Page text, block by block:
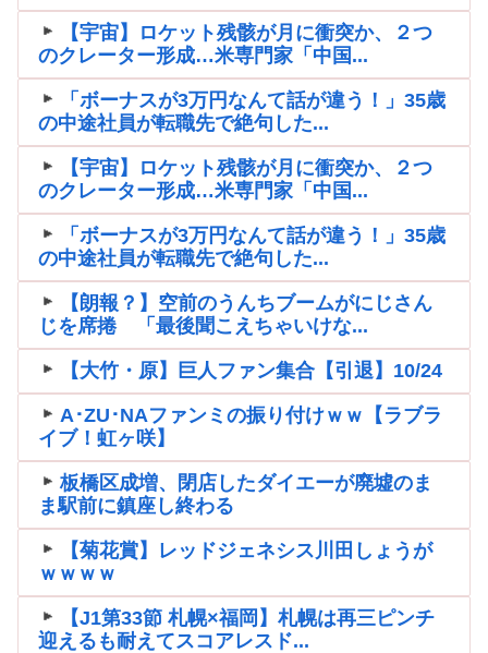
【宇宙】ロケット残骸が月に衝突か、２つ
のクレーター形成…米専門家「中国...
「ボーナスが3万円なんて話が違う！」35歳
の中途社員が転職先で絶句した...
【宇宙】ロケット残骸が月に衝突か、２つ
のクレーター形成…米専門家「中国...
「ボーナスが3万円なんて話が違う！」35歳
の中途社員が転職先で絶句した...
【朗報？】空前のうんちブームがにじさん
じを席捲 「最後聞こえちゃいけな...
【大竹・原】巨人ファン集合【引退】10/24
A･ZU･NAファンミの振り付けｗｗ【ラブラ
イブ！虹ヶ咲】
板橋区成増、閉店したダイエーが廃墟のま
ま駅前に鎮座し終わる
【菊花賞】レッドジェネシス川田しょうが
ｗｗｗｗ
【J1第33節 札幌×福岡】札幌は再三ピンチ
迎えるも耐えてスコアレスド...